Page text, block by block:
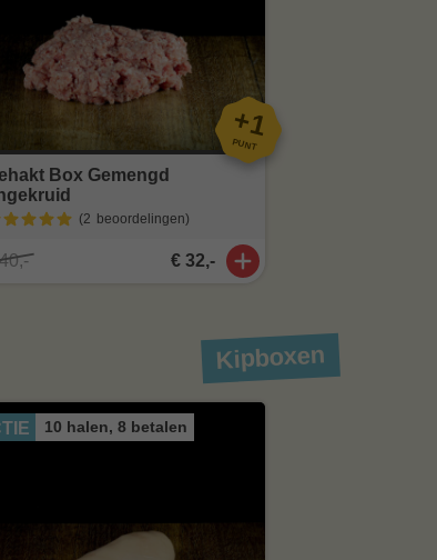
+1
PUNT
Box Gemengd
(2 beoordelingen)
€ 32,-
Kipboxen
10 halen, 8 betalen